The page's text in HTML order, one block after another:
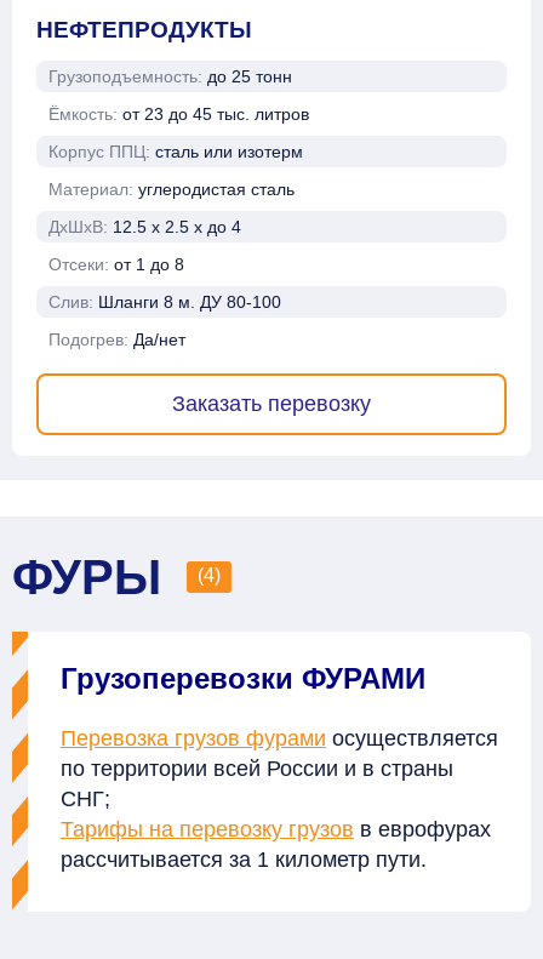
НЕФТЕПРОДУКТЫ
Грузоподъемность: до 25 тонн
Ёмкость: от 23 до 45 тыс. литров
Корпус ППЦ: сталь или изотерм
Материал: углеродистая сталь
ДхШхВ: 12.5 х 2.5 х до 4
Отсеки: от 1 до 8
Слив: Шланги 8 м. ДУ 80-100
Подогрев: Да/нет
Заказать перевозку
ФУРЫ (4)
Грузоперевозки ФУРАМИ
Перевозка грузов фурами осуществляется
по территории всей России и в страны
СНГ;
Тарифы на перевозку грузов в еврофурах
рассчитывается за 1 километр пути.